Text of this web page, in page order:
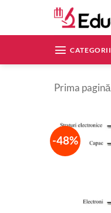
content
CATEGORII
Prima pagină
-48%